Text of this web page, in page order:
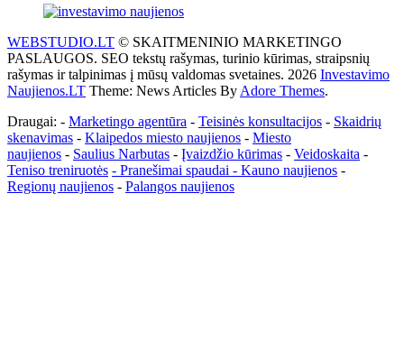
WEBSTUDIO.LT © SKAITMENINIO MARKETINGO
PASLAUGOS. SEO tekstų rašymas, turinio kūrimas, straipsnių
rašymas ir talpinimas į mūsų valdomas svetaines. 2026 Investavimo
Naujienos.LT Theme: News Articles By Adore Themes.
Draugai: - Marketingo agentūra - Teisinės konsultacijos - Skaidrių
skenavimas - Klaipedos miesto naujienos - Miesto
naujienos - Saulius Narbutas - Įvaizdžio kūrimas - Veidoskaita -
Teniso treniruotės - Pranešimai spaudai - Kauno naujienos -
Regionų naujienos - Palangos naujienos